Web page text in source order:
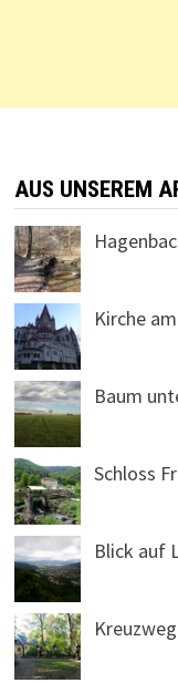
AUS UNSEREM
Kirche
Baum
Schloss
Blick auf